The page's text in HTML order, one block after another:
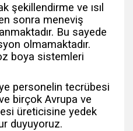
şekillendirme ve ısıl
sonra meneviş
Bu sayede
olmamaktadır.
boya sistemleri
personelin tecrübesi
birçok Avrupa ve
üreticisine yedek
duyuyoruz.